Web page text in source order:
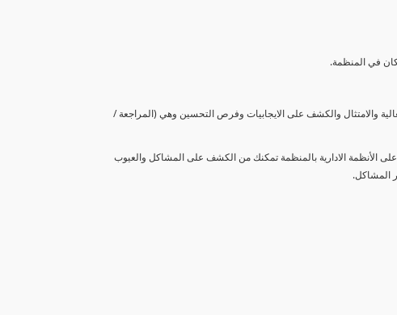
في المنظمة.
والامتثال والكشف على الايجابيات وفرص التحسين وهي (المراجعة /
الأنظمة الادارية بالمنظمة تمكنك من الكشف على المشاكل والعيوب
المشاكل.